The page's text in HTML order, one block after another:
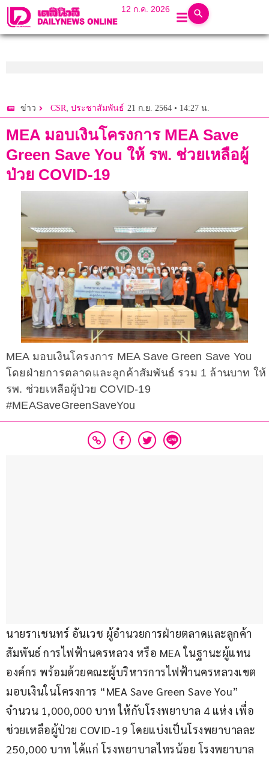
12 ก.ค. 2026
ข่าว CSR, ประชาสัมพันธ์ 21 ก.ย. 2564 • 14:27 น.
MEA มอบเงินโครงการ MEA Save
Green Save You ให้ รพ. ช่วยเหลือผู้
ป่วย COVID-19
MEA มอบเงินโครงการ MEA Save Green Save You
โดยฝ่ายการตลาดและลูกค้าสัมพันธ์ รวม 1 ล้านบาท ให้
รพ. ช่วยเหลือผู้ป่วย COVID-19
#MEASaveGreenSaveYou
นายราเชนทร์ อันเวช ผู้อำนวยการฝ่ายตลาดและลูกค้า
สัมพันธ์ การไฟฟ้านครหลวง หรือ MEA ในฐานะผู้แทน
องค์กร พร้อมด้วยคณะผู้บริหารการไฟฟ้านครหลวงเขต
มอบเงินในโครงการ “MEA Save Green Save You”
จำนวน 1,000,000 บาท ให้กับโรงพยาบาล 4 แห่ง เพื่อ
ช่วยเหลือผู้ป่วย COVID-19 โดยแบ่งเป็นโรงพยาบาลละ
250,000 บาท ได้แก่ โรงพยาบาลไทรน้อย โรงพยาบาล